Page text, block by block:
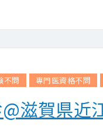
不問 専門医資格不問
賀県近